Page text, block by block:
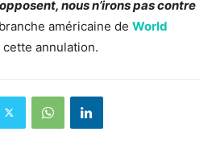
nous n’irons pas contre
américaine de World
annulation.